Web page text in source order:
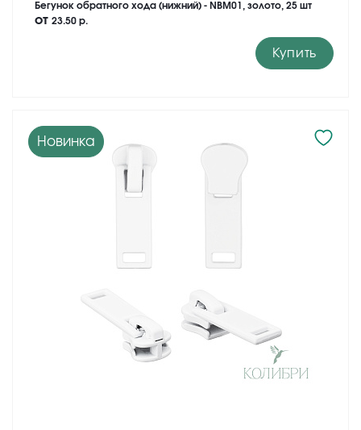
Бегунок обратного хода (нижний) - NBM01, золото, 25 шт
от 23.50 р.
Купить
Новинка